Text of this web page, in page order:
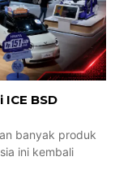
BSD
banyak produk
ini kembali